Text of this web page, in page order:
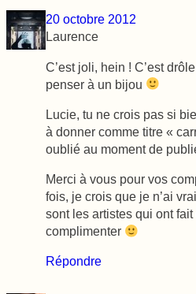
20 octobre 2012
Laurence
C’est joli, hein ! C’est
penser à un bijou
Lucie, tu ne crois pas si
à donner comme titre «
oublié au moment de
Merci à vous pour vos
fois, je crois que je n’ai
sont les artistes qui ont
complimenter
Répondre